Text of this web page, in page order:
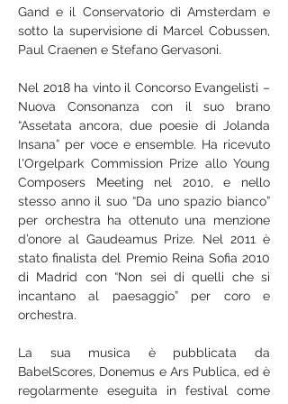
Gand e il Conservatorio di Amsterdam e
sotto la supervisione di Marcel Cobussen,
Paul Craenen e Stefano Gervasoni.
Nel 2018 ha vinto il Concorso Evangelisti –
Nuova Consonanza con il suo brano
“Assetata ancora, due poesie di Jolanda
Insana” per voce e ensemble. Ha ricevuto
l'Orgelpark Commission Prize allo Young
Composers Meeting nel 2010, e nello
stesso anno il suo “Da uno spazio bianco”
per orchestra ha ottenuto una menzione
d’onore al Gaudeamus Prize. Nel 2011 è
stato finalista del Premio Reina Sofia 2010
di Madrid con “Non sei di quelli che si
incantano al paesaggio” per coro e
orchestra.
La sua musica è pubblicata da
BabelScores, Donemus e Ars Publica, ed è
regolarmente eseguita in festival come